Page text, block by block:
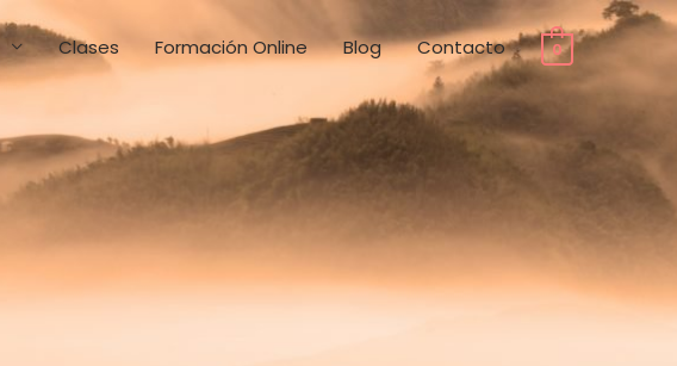
Clases Formación Online Blog Contacto 0